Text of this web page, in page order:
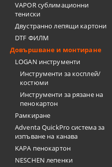
VAPOR сублимационни
тениски
Двустранно лепящи картони
DTF ФИЛМ
Довършване и монтиране
LOGAN инструменти
Инструменти за косплей/
костюми
Инструменти за рязане на
пенокартон
Рамкиране
Adventa QuickPro система за
изпъване на канава
KAPA пенокартон
NESCHEN лепенки